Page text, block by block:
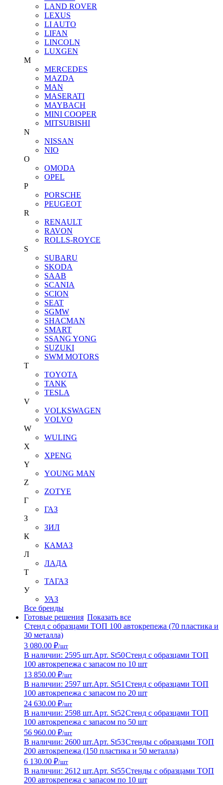
LAND ROVER
LEXUS
LI AUTO
LIFAN
LINCOLN
LUXGEN
M
MERCEDES
MAZDA
MAN
MASERATI
MAYBACH
MINI COOPER
MITSUBISHI
N
NISSAN
NIO
O
OMODA
OPEL
P
PORSCHE
PEUGEOT
R
RENAULT
RAVON
ROLLS-ROYCE
S
SUBARU
SKODA
SAAB
SCANIA
SCION
SEAT
SGMW
SHACMAN
SMART
SSANG YONG
SUZUKI
SWM MOTORS
T
TOYOTA
TANK
TESLA
V
VOLKSWAGEN
VOLVO
W
WULING
X
XPENG
Y
YOUNG MAN
Z
ZOTYE
Г
ГАЗ
З
ЗИЛ
К
КАМАЗ
Л
ЛАДА
Т
ТАГАЗ
У
УАЗ
Все бренды
Готовые решения Показать все
Стенд с образцами ТОП 100 автокрепежа (70 пластика и
30 металла)
3 080.00 ₽/шт
В наличии: 2595 шт.Арт. St50Стенд с образцами ТОП
100 автокрепежа с запасом по 10 шт
13 850.00 ₽/шт
В наличии: 2597 шт.Арт. St51 Стенд с образцами ТОП
100 автокрепежа с запасом по 20 шт
24 630.00 ₽/шт
В наличии: 2598 шт.Арт. St52Стенд с образцами ТОП
100 автокрепежа с запасом по 50 шт
56 960.00 ₽/шт
В наличии: 2600 шт.Арт. St53Стенды с образцами ТОП
200 автокрепежа (150 пластика и 50 металла)
6 130.00 ₽/шт
В наличии: 2612 шт.Арт. St55Стенды с образцами ТОП
200 автокрепежа с запасом по 10 шт